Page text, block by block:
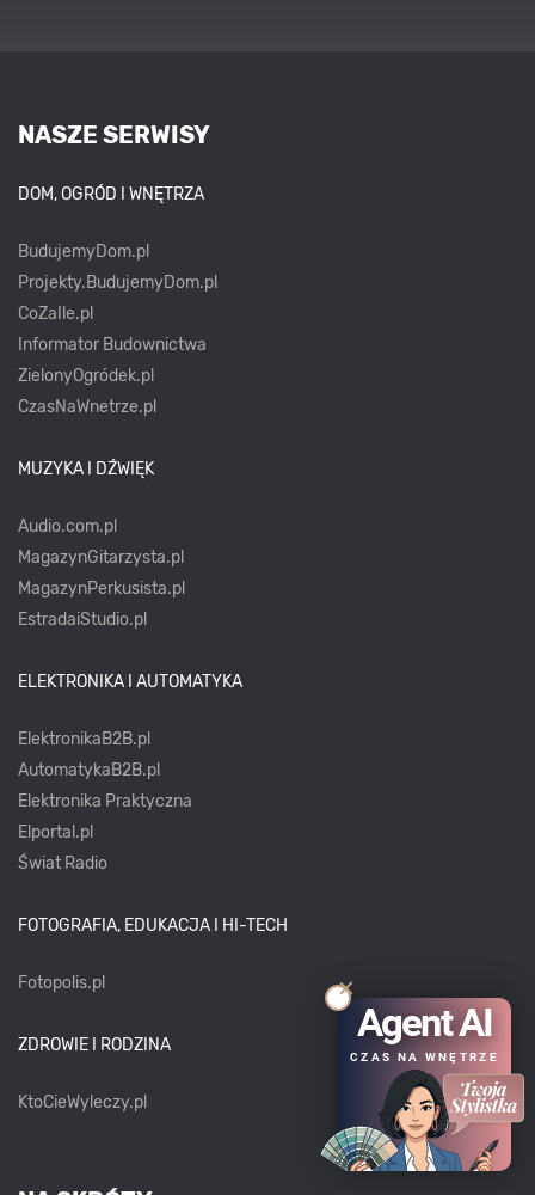
NASZE SERWISY
DOM, OGRÓD I WNĘTRZA
BudujemyDom.pl
Projekty.BudujemyDom.pl
CoZaIle.pl
Informator Budownictwa
ZielonyOgródek.pl
CzasNaWnetrze.pl
MUZYKA I DŹWIĘK
Audio.com.pl
MagazynGitarzysta.pl
MagazynPerkusista.pl
EstradaiStudio.pl
ELEKTRONIKA I AUTOMATYKA
ElektronikaB2B.pl
AutomatykaB2B.pl
Elektronika Praktyczna
Elportal.pl
Świat Radio
FOTOGRAFIA, EDUKACJA I HI-TECH
Fotopolis.pl
ZDROWIE I RODZINA
KtoCieWyleczy.pl
Agent AI
CZAS NA WNĘTRZE